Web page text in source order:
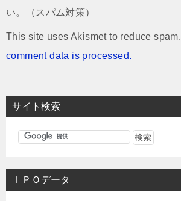
い。（スパム対策）
This site uses Akismet to reduce spam.
comment data is processed.
サイト検索
ＩＰＯデータ